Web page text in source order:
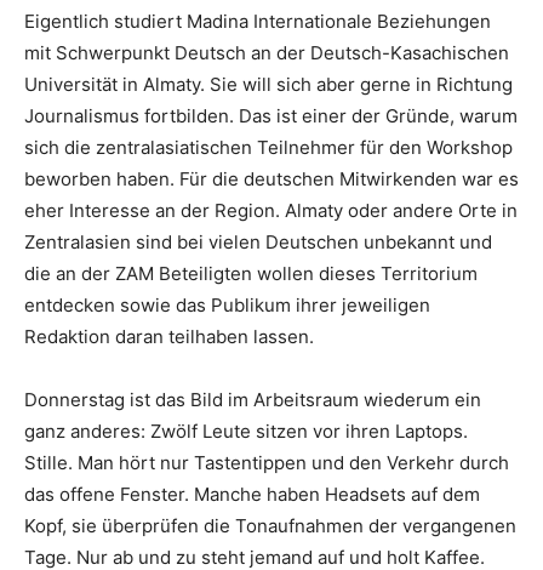
Eigentlich studiert Madina Internationale Beziehungen
mit Schwerpunkt Deutsch an der Deutsch-Kasachischen
Universität in Almaty. Sie will sich aber gerne in Richtung
Journalismus fortbilden. Das ist einer der Gründe, warum
sich die zentralasiatischen Teilnehmer für den Workshop
beworben haben. Für die deutschen Mitwirkenden war es
eher Interesse an der Region. Almaty oder andere Orte in
Zentralasien sind bei vielen Deutschen unbekannt und
die an der ZAM Beteiligten wollen dieses Territorium
entdecken sowie das Publikum ihrer jeweiligen
Redaktion daran teilhaben lassen.
Donnerstag ist das Bild im Arbeitsraum wiederum ein
ganz anderes: Zwölf Leute sitzen vor ihren Laptops.
Stille. Man hört nur Tastentippen und den Verkehr durch
das offene Fenster. Manche haben Headsets auf dem
Kopf, sie überprüfen die Tonaufnahmen der vergangenen
Tage. Nur ab und zu steht jemand auf und holt Kaffee.